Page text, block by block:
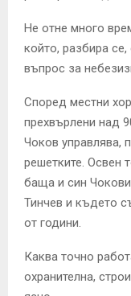
Не отне много
който, разбира
въпрос за
Според местни
прехвърлени над
Чоков управлява,
решетките. Освен
баща и син
Тинчев и където
от години.
Каква точно
охранителна,